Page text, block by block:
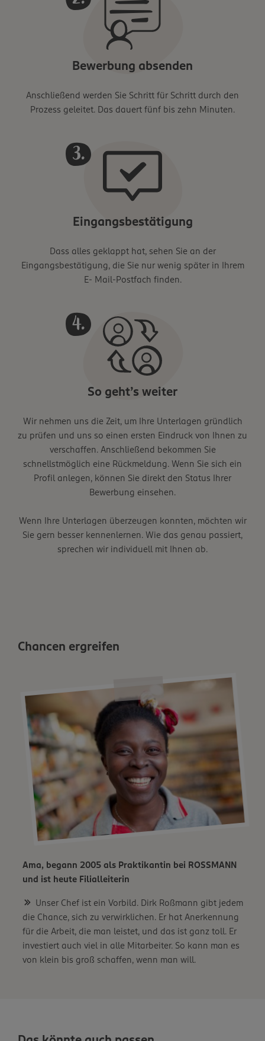
Bewerbung absenden
Anschließend werden Sie Schritt für Schritt durch den
Prozess geleitet. Das dauert fünf bis zehn Minuten.
Eingangsbestätigung
Dass alles geklappt hat, sehen Sie an der
Eingangsbestätigung, die Sie nur wenig später in Ihrem
E- Mail-Postfach finden.
So geht’s weiter
Wir nehmen uns die Zeit, um Ihre Unterlagen gründlich
zu prüfen und uns so einen ersten Eindruck von Ihnen zu
verschaffen. Anschließend bekommen Sie
schnellstmöglich eine Rückmeldung. Wenn Sie sich ein
Profil anlegen, können Sie direkt den Status Ihrer
Bewerbung einsehen.
Wenn Ihre Unterlagen überzeugen konnten, möchten wir
Sie gern besser kennenlernen. Wie das genau passiert,
sprechen wir individuell mit Ihnen ab.
Chancen ergreifen
Ama, begann 2005 als Praktikantin bei ROSSMANN
und ist heute Filialleiterin
Unser Chef ist ein Vorbild. Dirk Roßmann gibt jedem
die Chance, sich zu verwirklichen. Er hat Anerkennung
für die Arbeit, die man leistet, und das ist ganz toll. Er
investiert auch viel in alle Mitarbeiter. So kann man es
von klein bis groß schaffen, wenn man will.